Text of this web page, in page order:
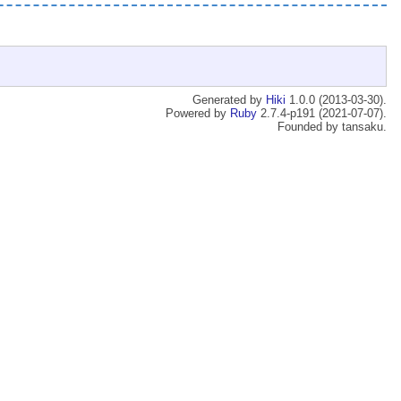
Generated by Hiki 1.0.0 (2013-03-30).
Powered by Ruby 2.7.4-p191 (2021-07-07).
Founded by tansaku.